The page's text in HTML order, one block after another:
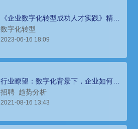
《企业数字化转型成功人才实践》精选
案例集发布，助力企业跃升数字时代
数字化转型
2023-06-16 18:09
行业瞭望：数字化背景下，企业如何高
效打造人才供应链
招聘 趋势分析
2021-08-16 13:43